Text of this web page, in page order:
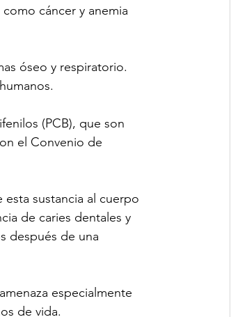
cáncer y anemia
óseo y respiratorio.
(PCB), que son
el Convenio de
esta sustancia al cuerpo
de caries dentales y
después de una
especialmente
de vida.